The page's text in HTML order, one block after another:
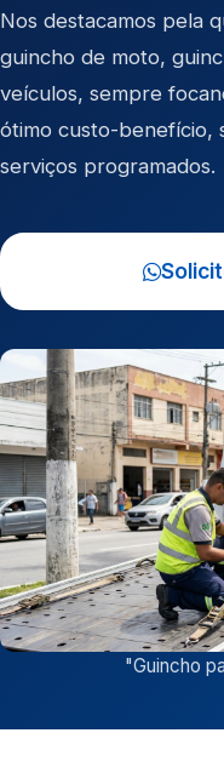
Nos destacamos pela
guincho de moto,
veículos, sempre
ótimo custo-benefício,
serviços programados.
"Guincho